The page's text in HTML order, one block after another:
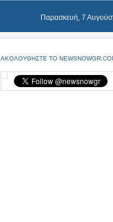
Παρασκευή, 7
ΑΚΟΛΟΥΘΗΣΤΕ ΤΟ